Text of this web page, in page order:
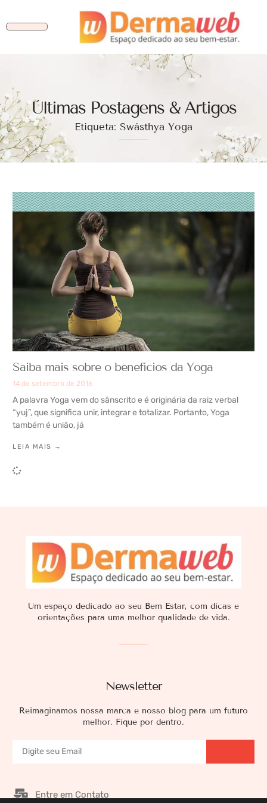
Ùltimas Postagens & Artigos
Etiqueta: Swásthya Yoga
Saiba mais sobre o benefícios da Yoga
14 de setembro de 2016
A palavra Yoga vem do sânscrito e é originária da raiz verbal
“yuj”, que significa unir, integrar e totalizar. Portanto, Yoga
também é união, já
LEIA MAIS →
Newsletter
Reimaginamos nossa marca e nosso blog para um futuro
melhor. Fique por dentro.
Um espaço dedicado ao seu Bem Estar, com dicas e
orientações para uma melhor qualidade de vida.
Entre em Contato